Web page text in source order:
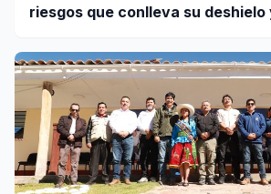
riesgos que conlleva su deshielo